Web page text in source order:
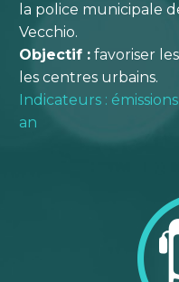
la police municipale
Vecchio.
Objectif : favoriser
les centres urbains.
Indicateurs :
an